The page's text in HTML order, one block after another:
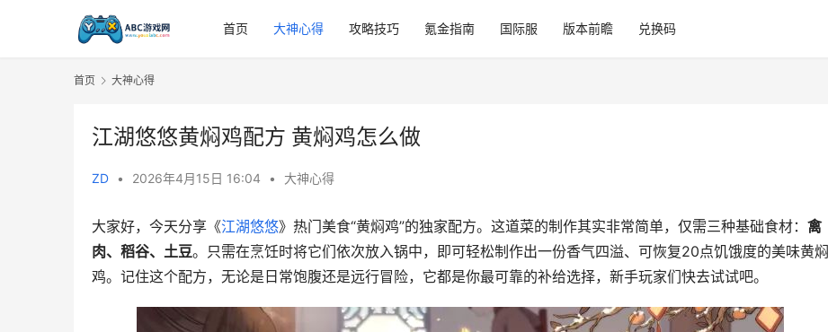
首页 大神心得 攻略技巧 氪金指南 国际服 版本前瞻 兑换码
首页 大神心得
江湖悠悠黄焖鸡配方 黄焖鸡怎么做
ZD • 2026年4月15日 16:04 • 大神心得
大家好，今天分享《江湖悠悠》热门美食“黄焖鸡”的独家配方。这道菜的制作其实非常简单，仅需三种基础食材： 禽
肉、稻谷、土豆。只需在烹饪时将它们依次放入锅中，即可轻松制作出一份香气四溢、可恢复20点饥饿度的美味黄焖
鸡。记住这个配方，无论是日常饱腹还是远行冒险，它都是你最可靠的补给选择，新手玩家们快去试试吧。